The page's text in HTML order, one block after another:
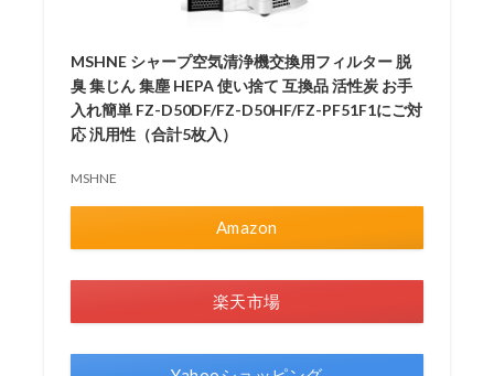
MSHNE シャープ空気清浄機交換用フィルター 脱
臭 集じん 集塵 HEPA 使い捨て 互換品 活性炭 お手
入れ簡単 FZ-D50DF/FZ-D50HF/FZ-PF51F1にご対
応 汎用性（合計5枚入）
MSHNE
Amazon
楽天市場